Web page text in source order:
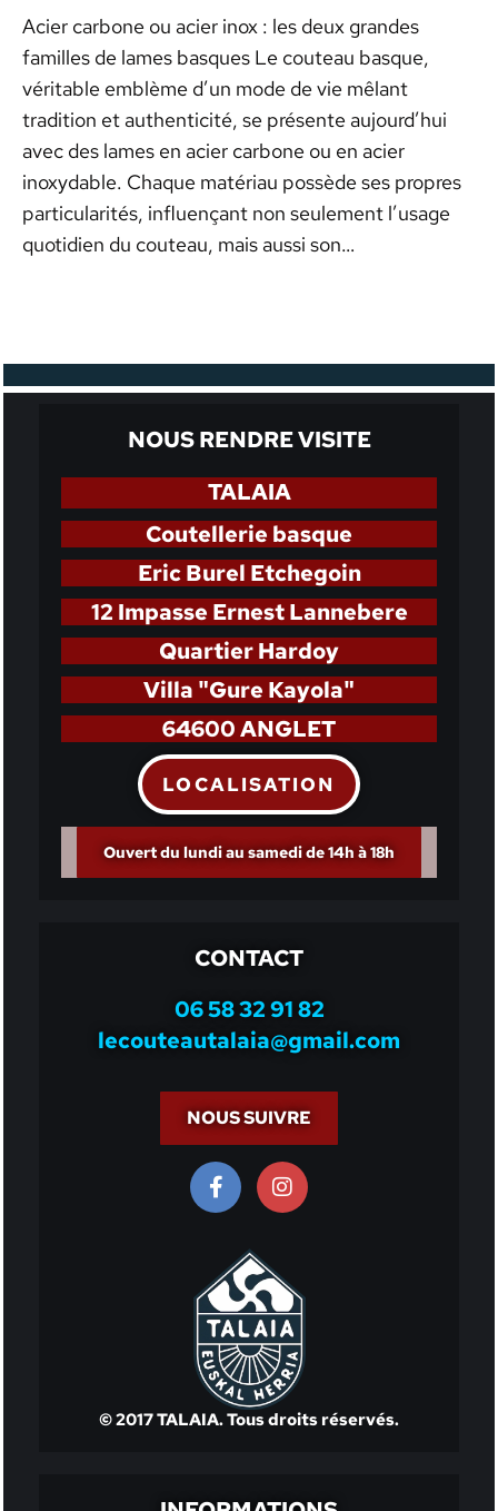
Acier carbone ou acier inox : les deux grandes
familles de lames basques Le couteau basque,
véritable emblème d’un mode de vie mêlant
tradition et authenticité, se présente aujourd’hui
avec des lames en acier carbone ou en acier
inoxydable. Chaque matériau possède ses propres
particularités, influençant non seulement l’usage
quotidien du couteau, mais aussi son…
NOUS RENDRE VISITE
TALAIA
Coutellerie basque
Eric Burel Etchegoin
12 Impasse Ernest Lannebere
Quartier Hardoy
Villa "Gure Kayola"
64600 ANGLET
LOCALISATION
Ouvert du lundi au samedi de 14h à 18h
CONTACT
06 58 32 91 82
lecouteautalaia@gmail.com
NOUS SUIVRE
© 2017 TALAIA. Tous droits réservés.